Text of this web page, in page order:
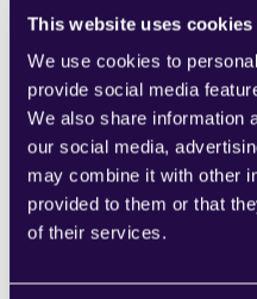
This website uses cookies
We use cookies to
provide social media
We also share information
our social media,
may combine it with other
provided to them or that
of their services.
Für Unternehmen, die KI-
weit über die Geopolitik
Modellanbieter driften
Qwen und andere
werden auf Ascend-
Westliche Modelle laufen
Orchestrierungsebene für
Hardware-Ökosystem